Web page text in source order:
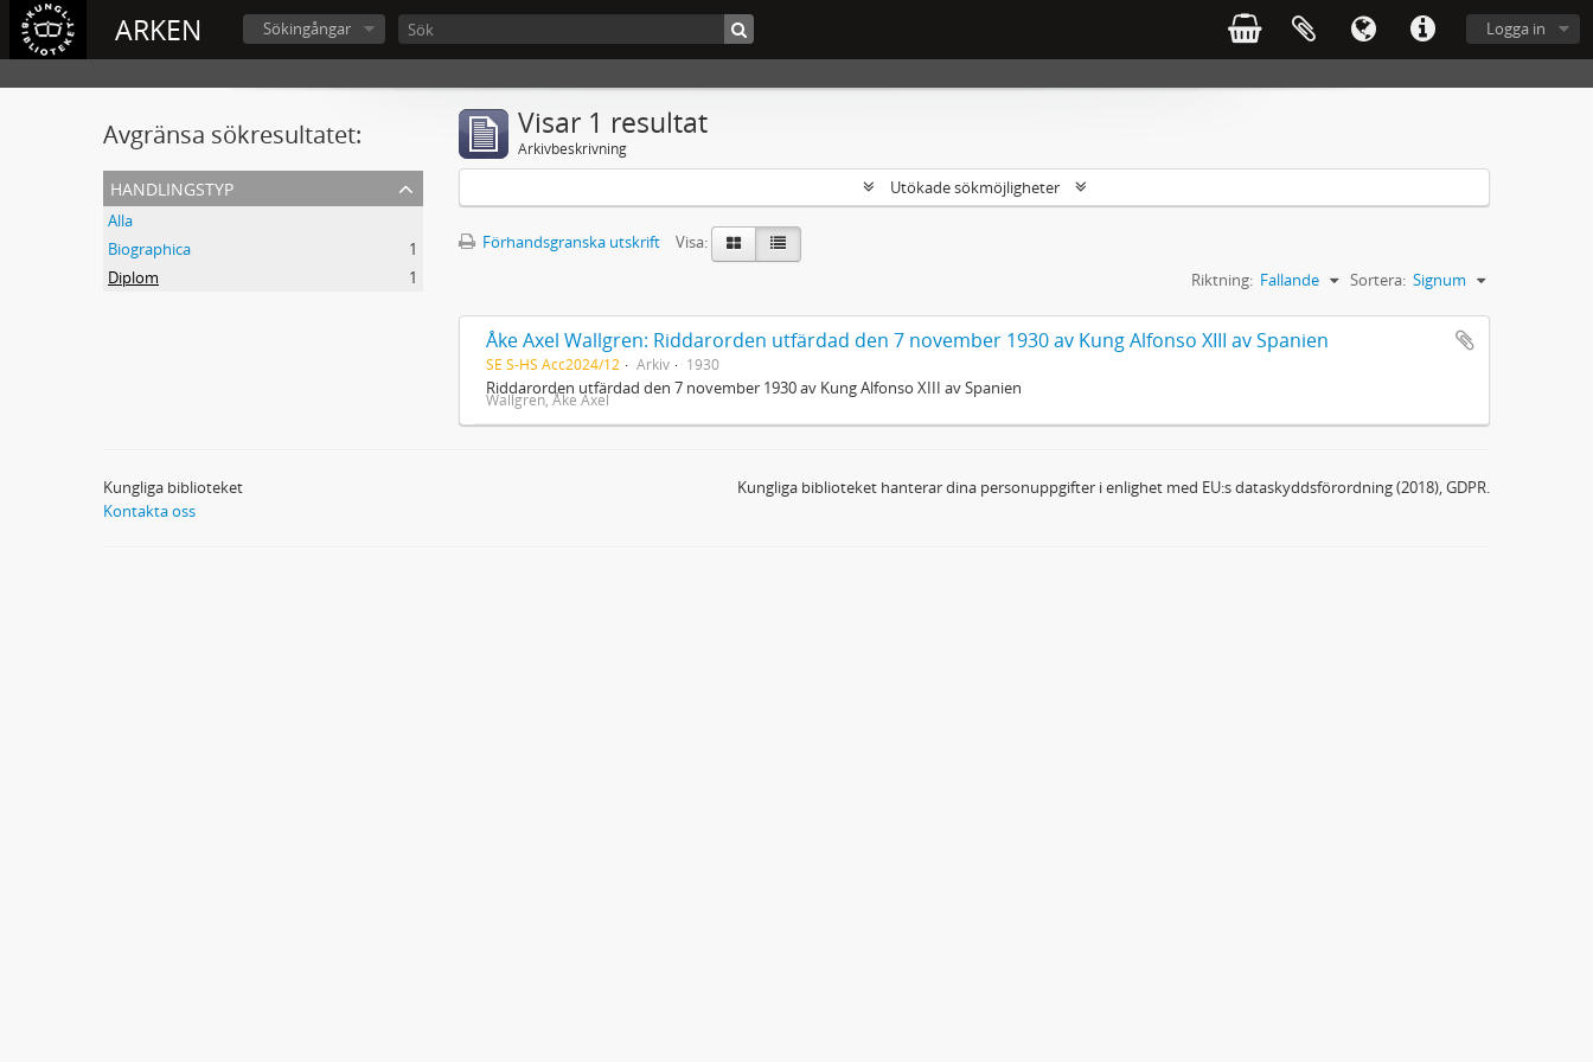
ARKEN Logga in
Sökingångar
Avgränsa sökresultatet:
handlingstyp
Alla
Biographica
1
Diplom
1
Visar 1 resultat
Arkivbeskrivning
Utökade sökmöjligheter
Förhandsgranska utskrift
Visa:
Sortera: Signum
Riktning: Fallande
Åke Axel Wallgren: Riddarorden utfärdad den 7 november 1930 av Kung Alfonso XIII av Spanien
SE S-HS Acc2024/12 Arkiv 1930
Riddarorden utfärdad den 7 november 1930 av Kung Alfonso XIII av Spanien
Wallgren, Åke Axel
Kungliga biblioteket
Kontakta oss
Kungliga biblioteket hanterar dina personuppgifter i enlighet med EU:s dataskyddsförordning (2018), GDPR.